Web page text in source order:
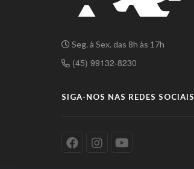
Seg. à Sex. das 8h às 17h
(45) 99132-8230
SIGA-NOS NAS REDES SOCIAIS